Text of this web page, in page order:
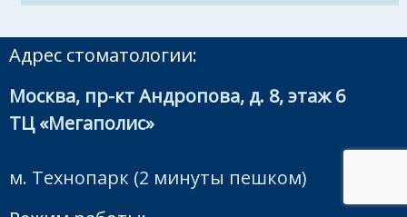
Адрес стоматологии:
Москва, пр-кт Андропова, д. 8, этаж 6
ТЦ «Мегаполис»
м. Технопарк (2 минуты пешком)